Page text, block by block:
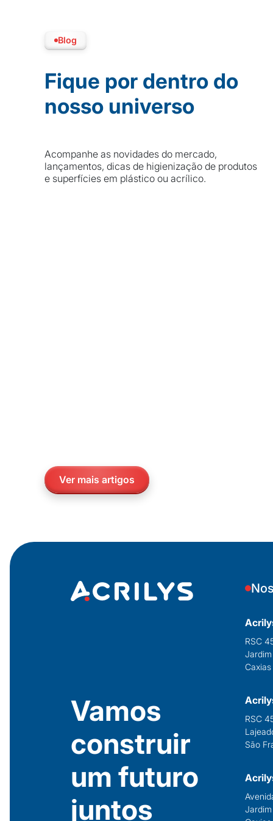
Blog
Fique por dentro do
nosso universo
Acompanhe as novidades do mercado,
lançamentos, dicas de higienização de produtos
e superfícies em plástico ou acrílico.
Ver mais artigos
Vamos
construir
um futuro
juntos
RSC
RSC
São